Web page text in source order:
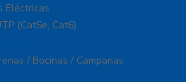
Eléctricas
(Cat5e, Cat6)
/ Bocinas / Campanas